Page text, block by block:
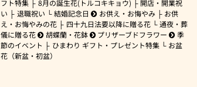
フト特集
8月の誕生花(トルコキキョウ)
開店・開業祝
い
退職祝い 結婚記念日 お供え・お悔やみ
お供
え・お悔やみの花
四十九日法要以降に贈る花
通夜・葬
儀に贈る花
胡蝶蘭・花鉢 プリザーブドフラワー
季
節のイベント
ひまわり ギフト・プレゼント特集
お盆
花（新盆・初盆）